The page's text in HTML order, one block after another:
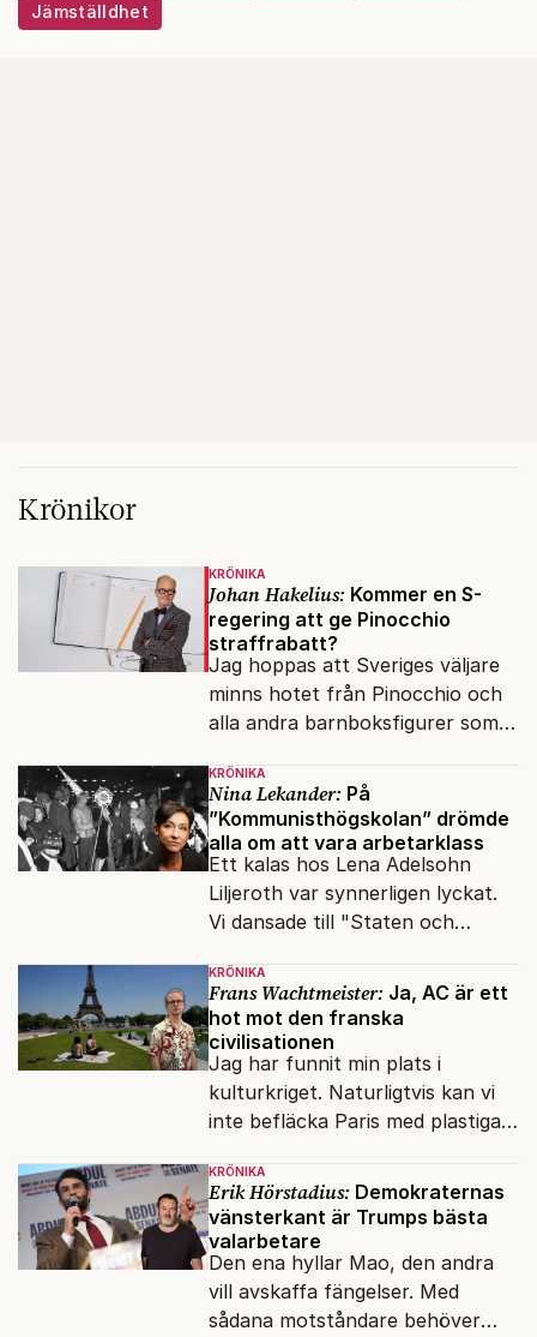
Jämställdhet
Krönikor
KRÖNIKA
Johan Hakelius: Kommer en S-
regering att ge Pinocchio
straffrabatt?
Jag hoppas att Sveriges väljare
minns hotet från Pinocchio och
alla andra barnboksfigurer som
upphovsrätt.
KRÖNIKA
Nina Lekander: På
”Kommunisthögskolan” drömde
alla om att vara arbetarklass
Ett kalas hos Lena Adelsohn
Liljeroth var synnerligen lyckat.
Vi dansade till "Staten och
KRÖNIKA
Frans Wachtmeister: Ja, AC är ett
hot mot den franska
civilisationen
Jag har funnit min plats i
kulturkriget. Naturligtvis kan vi
inte befläcka Paris med plastiga
KRÖNIKA
Erik Hörstadius: Demokraternas
vänsterkant är Trumps bästa
valarbetare
Den ena hyllar Mao, den andra
vill avskaffa fängelser. Med
sådana motståndare behöver